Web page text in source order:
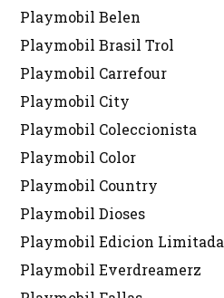
Playmobil Belen
Playmobil Brasil Trol
Playmobil Carrefour
Playmobil City
Playmobil Coleccionista
Playmobil Color
Playmobil Country
Playmobil Dioses
Playmobil Edicion Limitada
Playmobil Everdreamerz